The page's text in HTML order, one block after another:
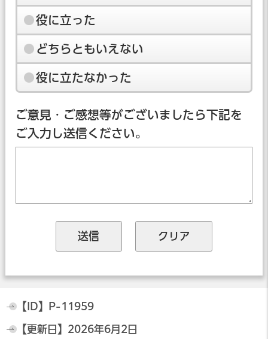
役に立った
どちらともいえない
役に立たなかった
ご意見・ご感想等がございましたら下記を
ご入力し送信ください。
【ID】 P-11959
【更新日】 2026年6月2日